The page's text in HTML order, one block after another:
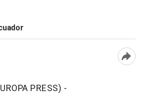
PRESS) -